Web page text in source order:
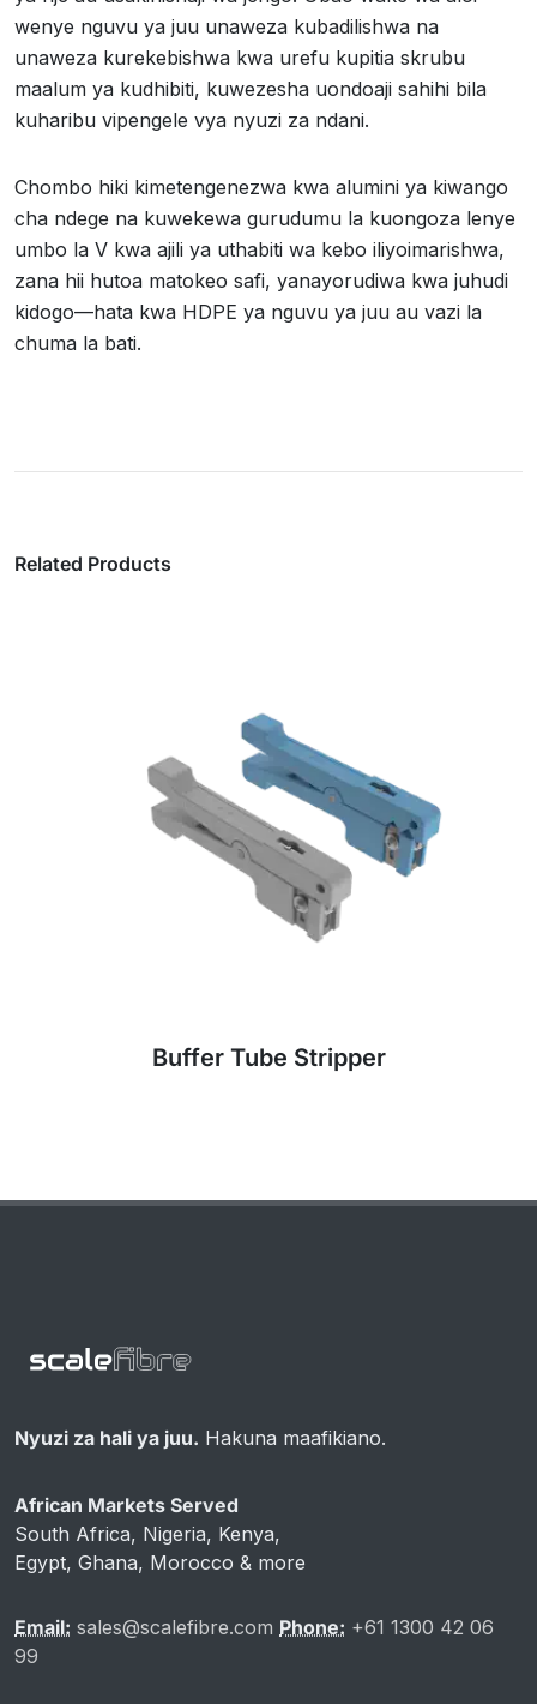
wenye nguvu ya juu unaweza kubadilishwa na
unaweza kurekebishwa kwa urefu kupitia skrubu
maalum ya kudhibiti, kuwezesha uondoaji sahihi bila
kuharibu vipengele vya nyuzi za ndani.
Chombo hiki kimetengenezwa kwa alumini ya kiwango
cha ndege na kuwekewa gurudumu la kuongoza lenye
umbo la V kwa ajili ya uthabiti wa kebo iliyoimarishwa,
zana hii hutoa matokeo safi, yanayorudiwa kwa juhudi
kidogo—hata kwa HDPE ya nguvu ya juu au vazi la
chuma la bati.
Related Products
Nyuzi za hali ya juu. Hakuna maafikiano.
African Markets Served
South Africa, Nigeria, Kenya,
Egypt, Ghana, Morocco & more
Email: sales@scalefibre.com Phone: +61 1300 42 06
99